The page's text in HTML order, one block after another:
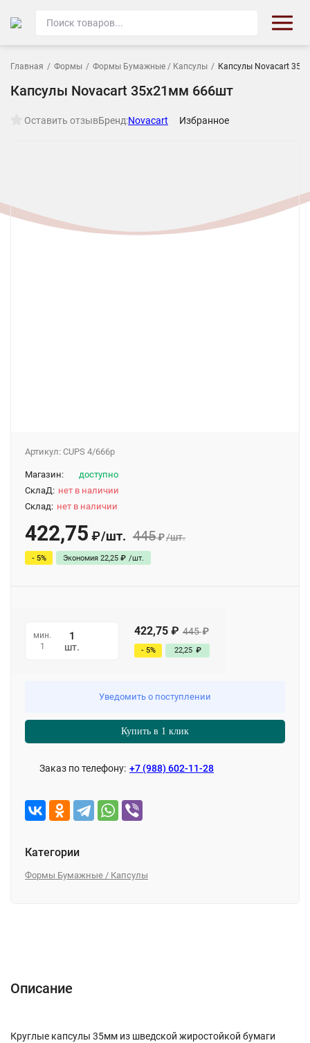
Главная / Формы / Формы Бумажные / Капсулы / Капсулы Novacart
Капсулы Novacart 35х21мм 666шт
Оставить отзывБренд:Novacart Избранное
Артикул: CUPS 4/666p
Магазин:
доступно
СклаД: нет в наличии
Склад: нет в наличии
422,75 ₽/шт. 445₽/шт.
- 5% Экономия 22,25 ₽ /шт.
мин.
1
шт.
422,75 ₽ 445 ₽
- 5% 22,25 ₽
Уведомить о поступлении
Купить в 1 клик
Заказ по телефону: +7 (988) 602-11-28
Категории
Формы Бумажные / Капсулы
Описание
Круглые капсулы 35мм из шведской жиростойкой бумаги